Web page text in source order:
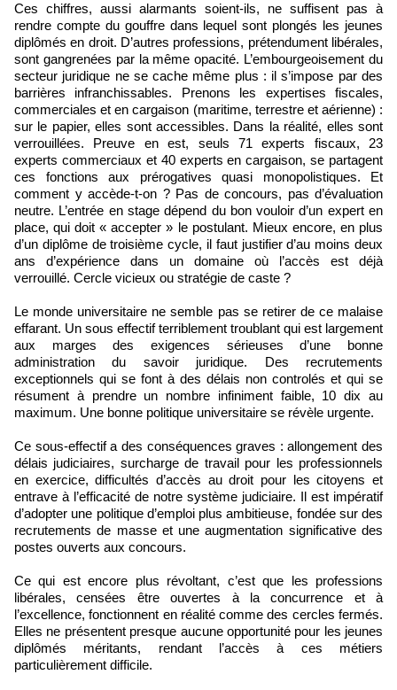
Ces chiffres, aussi alarmants soient-ils, ne suffisent pas à
rendre compte du gouffre dans lequel sont plongés les jeunes
diplômés en droit. D’autres professions, prétendument libérales,
sont gangrenées par la même opacité. L’embourgeoisement du
secteur juridique ne se cache même plus : il s’impose par des
barrières infranchissables. Prenons les expertises fiscales,
commerciales et en cargaison (maritime, terrestre et aérienne) :
sur le papier, elles sont accessibles. Dans la réalité, elles sont
verrouillées. Preuve en est, seuls 71 experts fiscaux, 23
experts commerciaux et 40 experts en cargaison, se partagent
ces fonctions aux prérogatives quasi monopolistiques. Et
comment y accède-t-on ? Pas de concours, pas d’évaluation
neutre. L’entrée en stage dépend du bon vouloir d’un expert en
place, qui doit « accepter » le postulant. Mieux encore, en plus
d’un diplôme de troisième cycle, il faut justifier d’au moins deux
ans d’expérience dans un domaine où l’accès est déjà
verrouillé. Cercle vicieux ou stratégie de caste ?
Le monde universitaire ne semble pas se retirer de ce malaise
effarant. Un sous effectif terriblement troublant qui est largement
aux marges des exigences sérieuses d’une bonne
administration du savoir juridique. Des recrutements
exceptionnels qui se font à des délais non controlés et qui se
résument à prendre un nombre infiniment faible, 10 dix au
maximum. Une bonne politique universitaire se révèle urgente.
Ce sous-effectif a des conséquences graves : allongement des
délais judiciaires, surcharge de travail pour les professionnels
en exercice, difficultés d’accès au droit pour les citoyens et
entrave à l’efficacité de notre système judiciaire. Il est impératif
d’adopter une politique d’emploi plus ambitieuse, fondée sur des
recrutements de masse et une augmentation significative des
postes ouverts aux concours.
Ce qui est encore plus révoltant, c’est que les professions
libérales, censées être ouvertes à la concurrence et à
l’excellence, fonctionnent en réalité comme des cercles fermés.
Elles ne présentent presque aucune opportunité pour les jeunes
diplômés méritants, rendant l’accès à ces métiers
particulièrement difficile.